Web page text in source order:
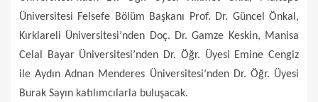
Üniversitesi Felsefe Bölüm Başkanı Prof. Dr. Güncel Önkal,
Kırklareli Üniversitesi’nden Doç. Dr. Gamze Keskin, Manisa
Celal Bayar Üniversitesi’nden Dr. Öğr. Üyesi Emine Cengiz
ile Aydın Adnan Menderes Üniversitesi’nden Dr. Öğr. Üyesi
Burak Sayın katılımcılarla buluşacak.